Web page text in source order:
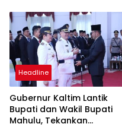
Headline
Gubernur Kaltim Lantik
Bupati dan Wakil Bupati
Mahulu, Tekankan